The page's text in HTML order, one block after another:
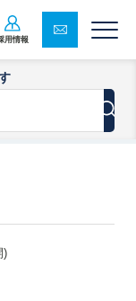
用情報
)